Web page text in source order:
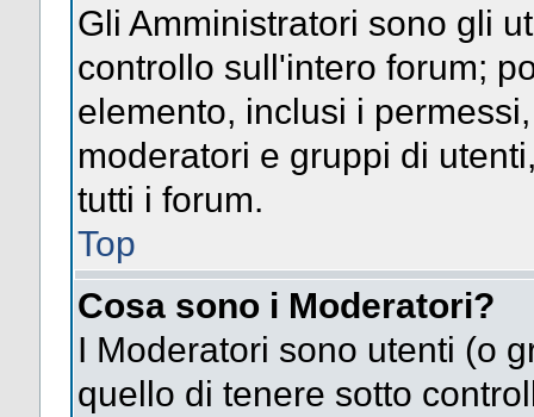
Gli Amministratori sono gli
controllo sull'intero forum;
elemento, inclusi i
moderatori e gruppi di
tutti i forum.
Top
Cosa sono i Moderatori?
I Moderatori sono utenti (o
quello di tenere sotto